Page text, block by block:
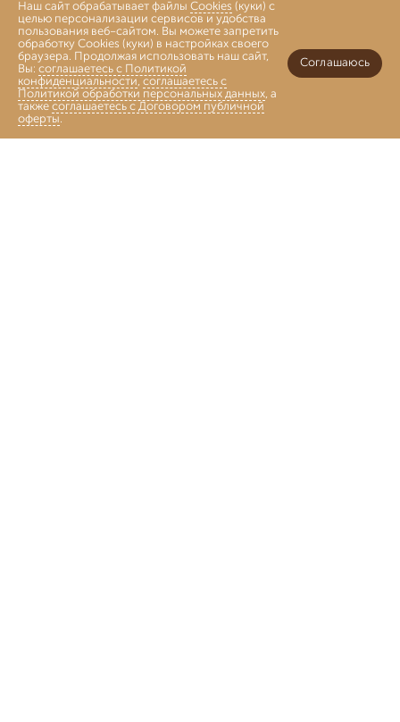
Главная
Наш сайт обрабатывает файлы Cookies (куки) с
целью персонализации сервисов и удобства
пользования веб-сайтом. Вы можете запретить
обработку Cookies (куки) в настройках своего
браузера. Продолжая использовать наш сайт,
Вы: соглашаетесь с Политикой
конфиденциальности, соглашаетесь с
Политикой обработки персональных данных, а
также соглашаетесь с Договором публичной
оферты.
Соглашаюсь